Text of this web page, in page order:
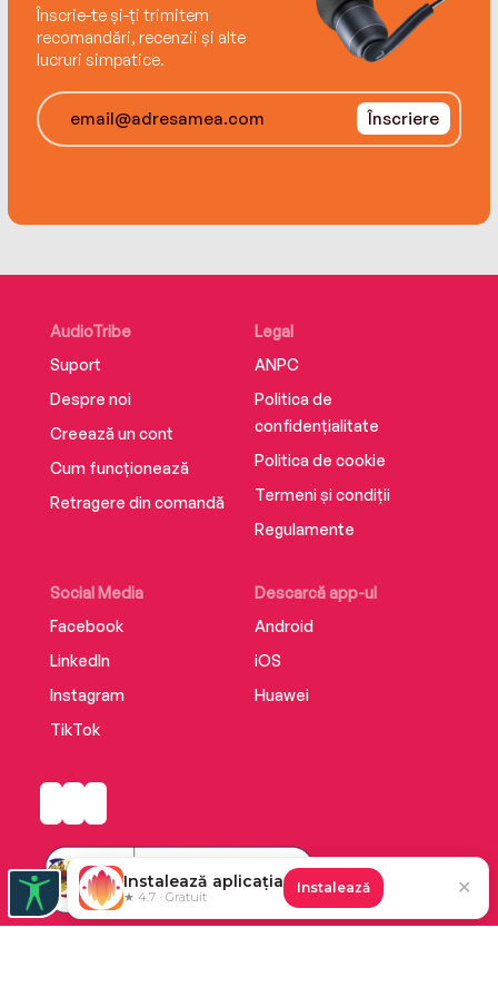
Înscrie-te și-ți trimitem
recomandări, recenzii și alte
lucruri simpatice.
Înscriere
AudioTribe
Suport
Despre noi
Creează un cont
Cum funcționează
Retragere din comandă
Social Media
Facebook
LinkedIn
Instagram
TikTok
Descarcă app-ul
Android
iOS
Huawei
Legal
ANPC
Politica de
confidențialitate
Politica de cookie
Termeni și condiții
Regulamente
Instalează aplicația
★ 4.7 · Gratuit
Instalează ✕